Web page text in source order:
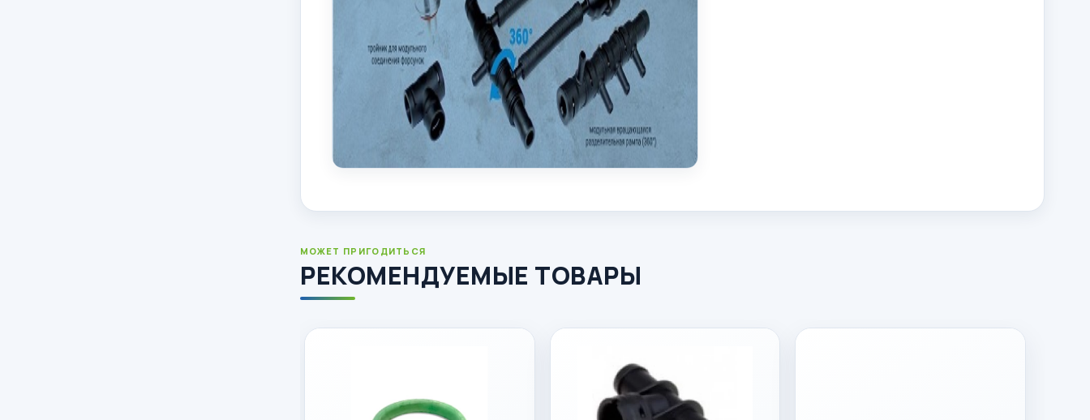
МОЖЕТ ПРИГОДИТЬСЯ
РЕКОМЕНДУЕМЫЕ ТОВАРЫ